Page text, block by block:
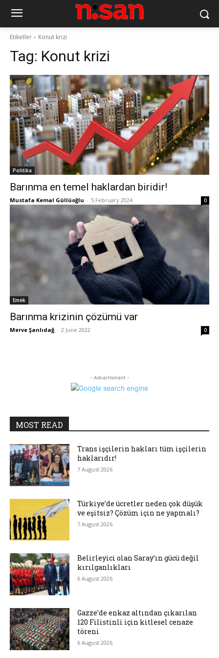
Etiketler Konut krizi
Tag: Konut krizi
Politika
Barınma en temel haklardan biridir!
Mustafa Kemal Güllüoğlu - 5 February 2024 0
Emek
Barınma krizinin çözümü var
Merve Şanlıdağ - 2 June 2022 0
- Advertisment -
MOST READ
Trans işçilerin hakları tüm işçilerin
haklarıdır!
7 August 2026
Türkiye’de ücretler neden çok düşük
ve eşitsiz? Çözüm için ne yapmalı?
7 August 2026
Belirleyici olan Saray’ın gücü değil
kırılganlıkları
6 August 2026
Gazze’de enkaz altından çıkarılan
120 Filistinli için kitlesel cenaze
töreni
6 August 2026